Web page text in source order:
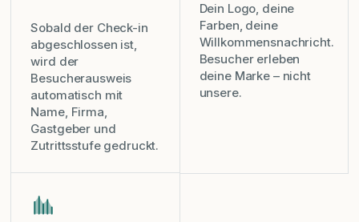
Sobald der Check-in
abgeschlossen ist,
wird der
Besucherausweis
automatisch mit
Name, Firma,
Gastgeber und
Zutrittsstufe gedruckt.
Dein Logo, deine
Farben, deine
Willkommensnachricht.
Besucher erleben
deine Marke – nicht
unsere.